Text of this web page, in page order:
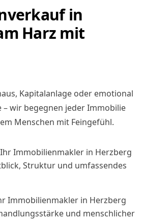
in
Harz mit
Kapitalanlage oder emotional
wir begegnen jeder Immobilie
Menschen mit Feingefühl.
Immobilienmakler in Herzberg
Struktur und umfassendes
Immobilienmakler in Herzberg
und menschlicher